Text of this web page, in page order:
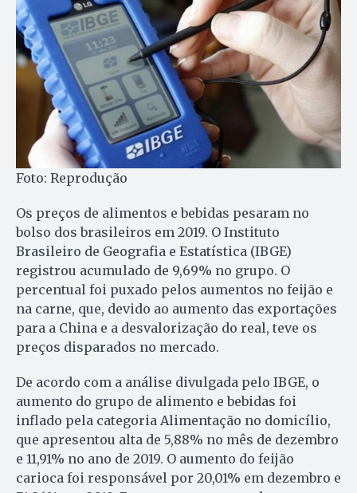
Foto: Reprodução
Os preços de alimentos e bebidas pesaram no
bolso dos brasileiros em 2019. O Instituto
Brasileiro de Geografia e Estatística (IBGE)
registrou acumulado de 9,69% no grupo. O
percentual foi puxado pelos aumentos no feijão e
na carne, que, devido ao aumento das exportações
para a China e a desvalorização do real, teve os
preços disparados no mercado.
De acordo com a análise divulgada pelo IBGE, o
aumento do grupo de alimento e bebidas foi
inflado pela categoria Alimentação no domicílio,
que apresentou alta de 5,88% no mês de dezembro
e 11,91% no ano de 2019. O aumento do feijão
carioca foi responsável por 20,01% em dezembro e